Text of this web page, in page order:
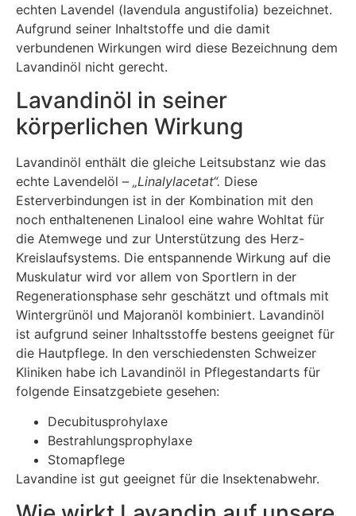
echten Lavendel (lavendula angustifolia) bezeichnet.
Aufgrund seiner Inhaltstoffe und die damit
verbundenen Wirkungen wird diese Bezeichnung dem
Lavandinöl nicht gerecht.
Lavandinöl in seiner
körperlichen Wirkung
Lavandinöl enthält die gleiche Leitsubstanz wie das
echte Lavendelöl – „Linalylacetat“. Diese
Esterverbindungen ist in der Kombination mit den
noch enthaltenenen Linalool eine wahre Wohltat für
die Atemwege und zur Unterstützung des Herz-
Kreislaufsystems. Die entspannende Wirkung auf die
Muskulatur wird vor allem von Sportlern in der
Regenerationsphase sehr geschätzt und oftmals mit
Wintergrünöl und Majoranöl kombiniert. Lavandinöl
ist aufgrund seiner Inhaltsstoffe bestens geeignet für
die Hautpflege. In den verschiedensten Schweizer
Kliniken habe ich Lavandinöl in Pflegestandarts für
folgende Einsatzgebiete gesehen:
Decubitusprohylaxe
Bestrahlungsprophylaxe
Stomapflege
Lavandine ist gut geeignet für die Insektenabwehr.